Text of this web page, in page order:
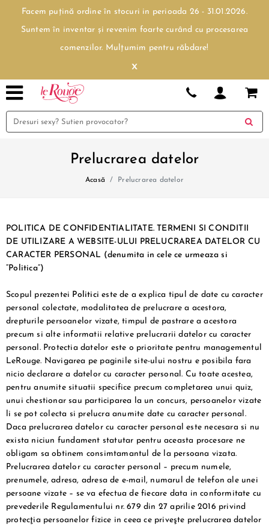
Facem puțină ordine în stocuri in perioada 26 - 31.01.2026.
Suntem în inventar și revenim foarte curând cu procesarea
comenzilor. Mulțumim pentru răbdare!
x
Prelucrarea datelor
Acasă Prelucrarea datelor
POLITICA DE CONFIDENTIALITATE. TERMENI SI CONDITII
DE UTILIZARE A WEBSITE-ULUI PRELUCRAREA DATELOR CU
CARACTER PERSONAL (denumita in cele ce urmeaza si
“Politica”)
Scopul prezentei Politici este de a explica tipul de date cu caracter
personal colectate, modalitatea de prelucrare a acestora,
drepturile persoanelor vizate, timpul de pastrare a acestora
precum si alte informatii relative prelucrarii datelor cu caracter
personal. Protectia datelor este o prioritate pentru managementul
LeRouge. Navigarea pe paginile site-ului nostru e posibila fara
nicio declarare a datelor cu caracter personal. Cu toate acestea,
pentru anumite situatii specifice precum completarea unui quiz,
unui chestionar sau participarea la un concurs, persoanelor vizate
li se pot colecta si prelucra anumite date cu caracter personal.
Daca prelucrarea datelor cu caracter personal este necesara si nu
exista niciun fundament statutar pentru aceasta procesare ne
obligam sa obtinem consimtamantul de la persoana vizata.
Prelucrarea datelor cu caracter personal – precum numele,
prenumele, adresa, adresa de e-mail, numarul de telefon ale unei
persoane vizate – se va efectua de fiecare data in conformitate cu
prevederile Regulamentului nr. 679 din 27 aprilie 2016 privind
protecţia persoanelor fizice in ceea ce priveşte prelucrarea datelor